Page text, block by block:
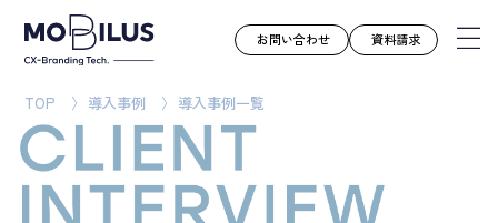
モビルスとは
サービス
お問い合わせ 資料請求
TOP 導入事例 導入事例一覧